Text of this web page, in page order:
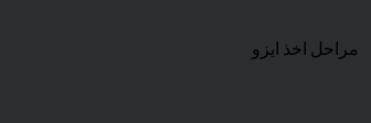
مراحل اخذ ایزو